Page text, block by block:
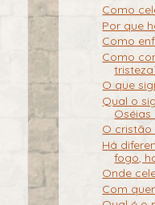
Como
Por que
Como
Como
O que
Qual o
Oséias
O cristão
Há
fogo,
Onde
Com